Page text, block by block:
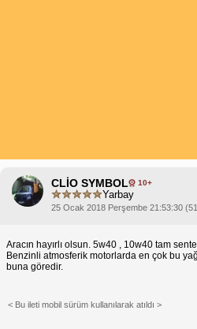
CLİO SYMBOL 10+
Yarbay
25 Ocak 2018 Perşembe 21:53:30
Aracın hayırlı olsun. 5w40 , 10w40 tam
Benzinli atmosferik motorlarda en çok bu
buna göredir.
< Bu ileti mobil sürüm kullanılarak atıldı >